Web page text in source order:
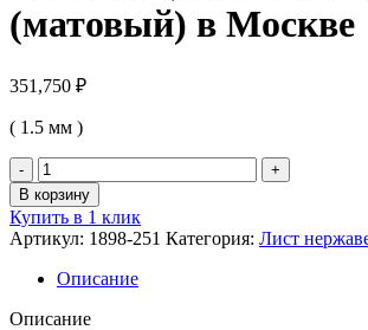
(матовый) в Москве
351,750 ₽
( 1.5 мм )
Количество
товара
Лист
нерж.
никел.
х/
н/
В корзину
Купить в 1 клик
Артикул: 1898-251 Категория: Лист
Описание
Описание